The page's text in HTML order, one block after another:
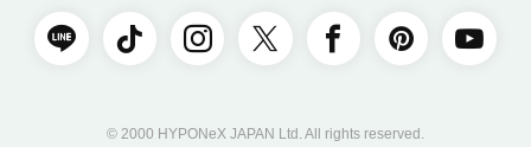
© 2000 HYPONeX JAPAN Ltd. All rights reserved.